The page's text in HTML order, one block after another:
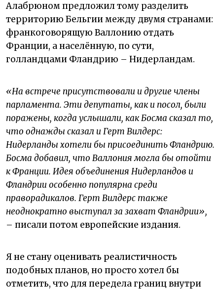
Алабрюном предложил тому разделить
территорию Бельгии между двумя странами:
франкоговорящую Валлонию отдать
Франции, а населённую, по сути,
голландцами Фландрию – Нидерландам.
«На встрече присутствовали и другие члены
парламента. Эти депутаты, как и посол, были
поражены, когда услышали, как Босма сказал то,
что однажды сказал и Герт Вилдерс:
Нидерланды хотели бы присоединить Фландрию.
Босма добавил, что Валлония могла бы отойти
к Франции. Идея объединения Нидерландов и
Фландрии особенно популярна среди
праворадикалов. Герт Вилдерс также
неоднократно выступал за захват Фландрии»,
– писали потом европейские издания.
Я не стану оценивать реалистичность
подобных планов, но просто хотел бы
отметить, что для передела границ внутри